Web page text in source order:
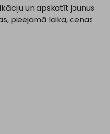
un apskatīt jaunus
pieejamā laika, cenas